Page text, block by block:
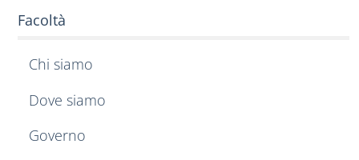
Facoltà
Chi siamo
Dove siamo
Governo